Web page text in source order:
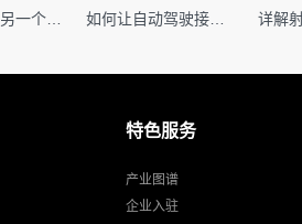
特色服务
产业图谱
企业入驻